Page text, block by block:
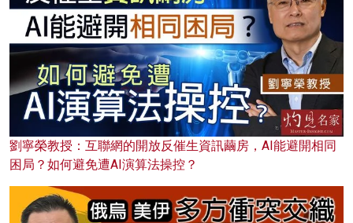
劉寧榮教授：互聯網的開放反催生資訊繭房，AI能避開相同
困局？如何避免遭AI演算法操控？